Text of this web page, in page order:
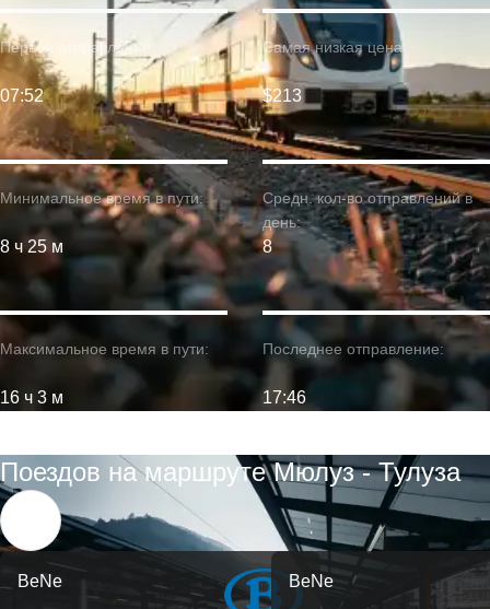
Минимальное время в пути:
8 ч 25 м
Первое отправление:
07:52
Максимальное время в пути:
16 ч 3 м
Самая низкая цена:
$213
Средн. кол-во отправлений в
день:
8
Последнее отправление:
17:46
Поездов на маршруте Мюлуз - Тулуза
BeNe BeNe